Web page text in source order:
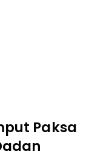
Paksa